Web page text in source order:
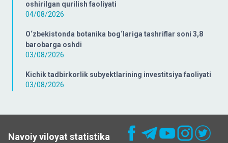
oshirilgan qurilish faoliyati
04/08/2026
O‘zbekistonda botanika bog‘lariga tashriflar soni 3,8
barobarga oshdi
03/08/2026
Kichik tadbirkorlik subyektlarining investitsiya faoliyati
03/08/2026
Navoiy viloyat statistika